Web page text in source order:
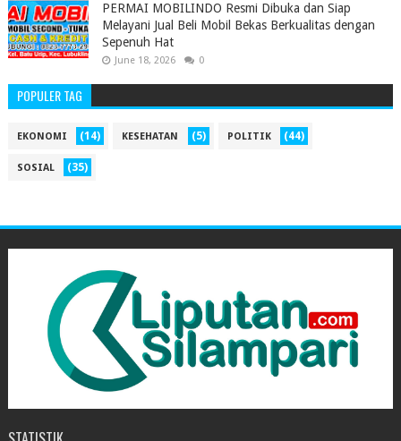
PERMAI MOBILINDO Resmi Dibuka dan Siap
Melayani Jual Beli Mobil Bekas Berkualitas dengan
Sepenuh Hat
June 18, 2026 0
POPULER TAG
EKONOMI (14) KESEHATAN (5) POLITIK (44)
SOSIAL (35)